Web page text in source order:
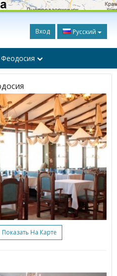
Вход Русский
Феодосия
Показать На Карте